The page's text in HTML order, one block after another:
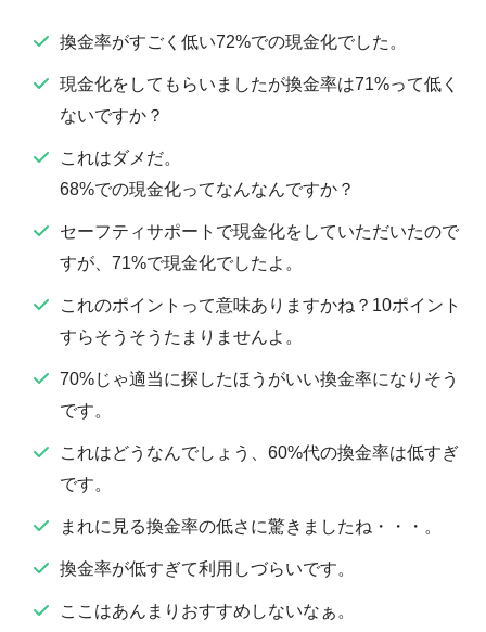
換金率がすごく低い72%での現金化でした。
現金化をしてもらいましたが換金率は71%って低く
ないですか？
これはダメだ。
68%での現金化ってなんなんですか？
セーフティサポートで現金化をしていただいたので
すが、71%で現金化でしたよ。
これのポイントって意味ありますかね？10ポイント
すらそうそうたまりませんよ。
70%じゃ適当に探したほうがいい換金率になりそう
です。
これはどうなんでしょう、60%代の換金率は低すぎ
です。
まれに見る換金率の低さに驚きましたね・・・。
換金率が低すぎて利用しづらいです。
ここはあんまりおすすめしないなぁ。